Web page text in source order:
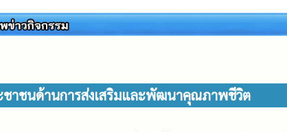
ชาชนด้านการส่งเสริมและพัฒนาคุณภาพชีวิต